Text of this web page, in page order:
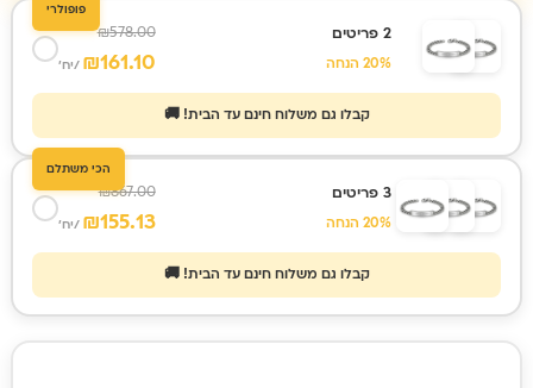
פופולרי
2 פריטים
20% הנחה
₪578.00
₪161.10 /יח'
קבלו גם משלוח חינם עד הבית! 🚚
הכי משתלם
3 פריטים
20% הנחה
₪867.00
₪155.13 /יח'
קבלו גם משלוח חינם עד הבית! 🚚